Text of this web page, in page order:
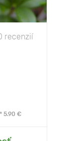
recenzií
5.90 €